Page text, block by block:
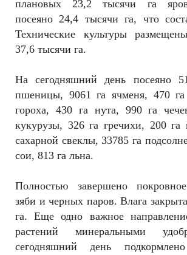
плановых 23,2 тысячи га
посеяно 24,4 тысячи га, что
Технические культуры
37,6 тысячи га.
На сегодняшний день посеяно
пшеницы, 9061 га ячменя, 470
гороха, 430 га нута, 990 га
кукурузы, 326 га гречихи, 200 га
сахарной свеклы, 33785 га
сои, 813 га льна.
Полностью завершено
зяби и черных паров. Влага
га. Еще одно важное
растений минеральными
сегодняшний день